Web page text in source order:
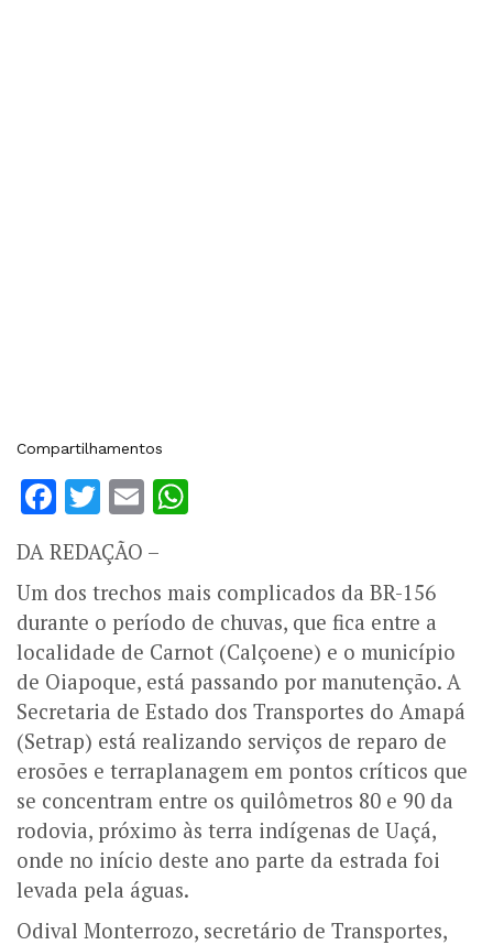
Compartilhamentos
Facebook
Twitter
Email
DA REDAÇÃO –
Um dos trechos mais complicados da BR-156
durante o período de chuvas, que fica entre a
localidade de Carnot (Calçoene) e o município
de Oiapoque, está passando por manutenção. A
Secretaria de Estado dos Transportes do Amapá
(Setrap) está realizando serviços de reparo de
erosões e terraplanagem em pontos críticos que
se concentram entre os quilômetros 80 e 90 da
rodovia, próximo às terra indígenas de Uaçá,
onde no início deste ano parte da estrada foi
levada pela águas.
Odival Monterrozo, secretário de Transportes,